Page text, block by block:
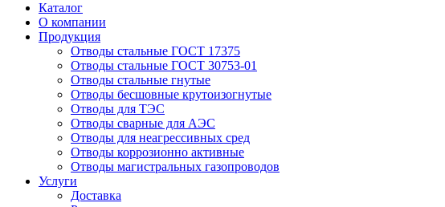
Каталог
О компании
Продукция
Отводы стальные ГОСТ 17375
Отводы стальные ГОСТ 30753-01
Отводы стальные гнутые
Отводы бесшовные крутоизогнутые
Отводы для ТЭС
Отводы сварные для АЭС
Отводы для неагрессивных сред
Отводы коррозионно активные
Отводы магистральных газопроводов
Услуги
Доставка